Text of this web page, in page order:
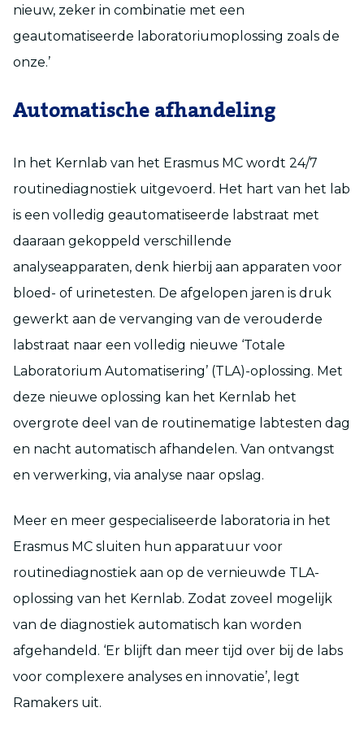
nieuw, zeker in combinatie met een
geautomatiseerde laboratoriumoplossing zoals de
onze.’
Automatische afhandeling
In het Kernlab van het Erasmus MC wordt 24/7
routinediagnostiek uitgevoerd. Het hart van het lab
is een volledig geautomatiseerde labstraat met
daaraan gekoppeld verschillende
analyseapparaten, denk hierbij aan apparaten voor
bloed- of urinetesten. De afgelopen jaren is druk
gewerkt aan de vervanging van de verouderde
labstraat naar een volledig nieuwe ‘Totale
Laboratorium Automatisering’ (TLA)-oplossing. Met
deze nieuwe oplossing kan het Kernlab het
overgrote deel van de routinematige labtesten dag
en nacht automatisch afhandelen. Van ontvangst
en verwerking, via analyse naar opslag.
Meer en meer gespecialiseerde laboratoria in het
Erasmus MC sluiten hun apparatuur voor
routinediagnostiek aan op de vernieuwde TLA-
oplossing van het Kernlab. Zodat zoveel mogelijk
van de diagnostiek automatisch kan worden
afgehandeld. ‘Er blijft dan meer tijd over bij de labs
voor complexere analyses en innovatie’, legt
Ramakers uit.